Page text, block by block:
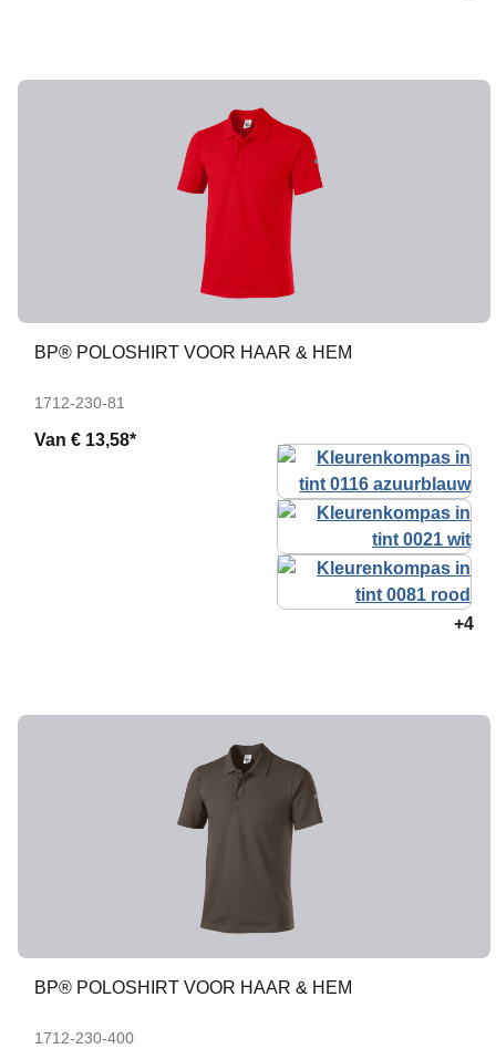
BP® POLOSHIRT VOOR HAAR & HEM
1712-230-81
Van € 13,58*
+4
BP® POLOSHIRT VOOR HAAR & HEM
1712-230-400